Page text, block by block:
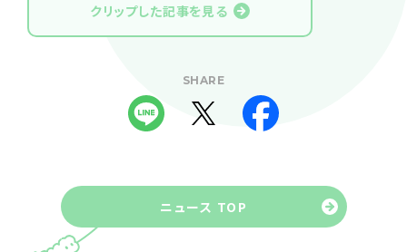
クリップした記事を見る
SHARE
ニュース TOP